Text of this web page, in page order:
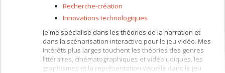
Recherche-création
Innovations technologiques
Je me spécialise dans les théories de la narration et
dans la scénarisation interactive pour le jeu vidéo. Mes
intérêts plus larges touchent les théories des genres
littéraires, cinématographiques et vidéoludiques, les
graphismes et la représentation visuelle dans le jeu